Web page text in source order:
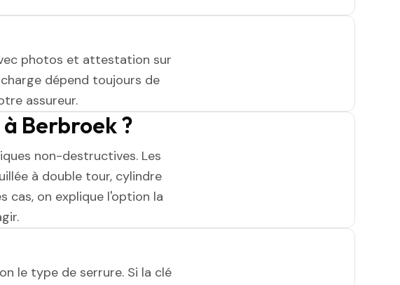
photos et attestation sur
dépend toujours de
assureur.
Berbroek ?
non-destructives. Les
à double tour, cylindre
cas, on explique l'option la
le type de serrure. Si la clé